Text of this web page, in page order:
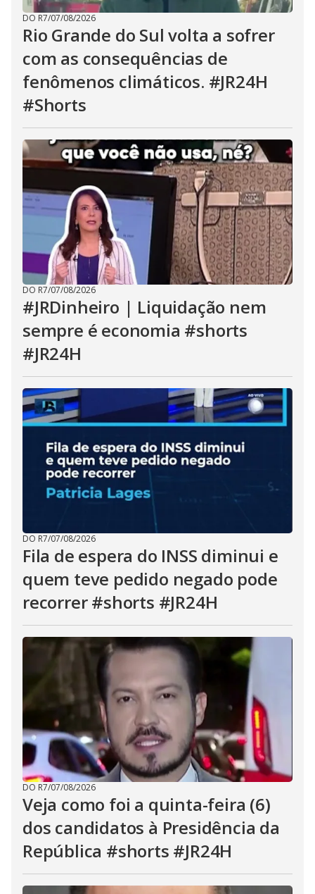
DO R7/07/08/2026
Rio Grande do Sul volta a sofrer
com as consequências de
fenômenos climáticos. #JR24H
#Shorts
DO R7/07/08/2026
#JRDinheiro | Liquidação nem
sempre é economia #shorts
#JR24H
DO R7/07/08/2026
Fila de espera do INSS diminui e
quem teve pedido negado pode
recorrer #shorts #JR24H
DO R7/07/08/2026
Veja como foi a quinta-feira (6)
dos candidatos à Presidência da
República #shorts #JR24H